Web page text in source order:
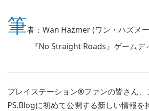
筆者：Wan Hazmer (ワン・ハズメ
『No Straight Roads』ゲームデ
プレイステーション®ファンの皆さん、
PS.Blogに初めて公開する新しい情報を